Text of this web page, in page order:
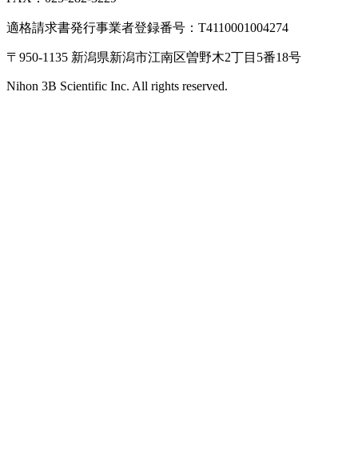
適格請求書発行事業者登録番号：T4110001004274
〒950-1135 新潟県新潟市江南区曽野木2丁目5番18号
Nihon 3B Scientific Inc. All rights reserved.